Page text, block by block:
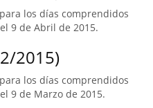
los días comprendidos
9 de Abril de 2015.
2015)
los días comprendidos
9 de Marzo de 2015.